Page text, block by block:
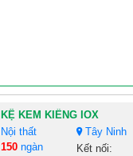
KỆ KEM KIẾNG IOX
Nội thất
Tây Ninh
150ngàn Kết nối: